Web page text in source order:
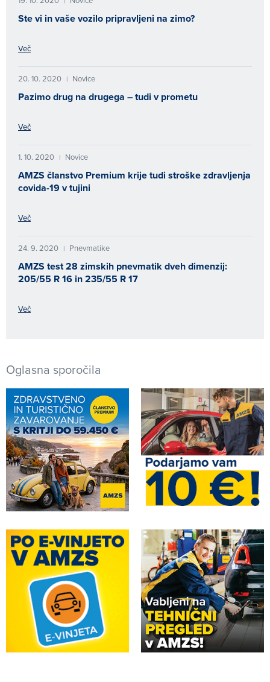
Ste vi in vaše vozilo pripravljeni na zimo?
Več
20. 10. 2020 | Novice
Pazimo drug na drugega – tudi v prometu
Več
1. 10. 2020 | Novice
AMZS članstvo Premium krije tudi stroške zdravljenja
covida-19 v tujini
Več
24. 9. 2020 | Pnevmatike
AMZS test 28 zimskih pnevmatik dveh dimenzij:
205/55 R 16 in 235/55 R 17
Več
Oglasna sporočila